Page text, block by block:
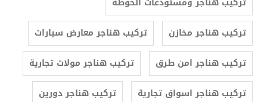
تركيب هناجر مخازن
تركيب هناجر معارض سيارات
تركيب هناجر امن طرق
تركيب هناجر مولات تجارية
تركيب هناجر اسواق تجارية
تركيب هناجر دورين